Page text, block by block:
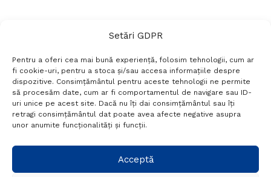
Setări GDPR
Pentru a oferi cea mai bună experiență, folosim tehnologii, cum ar
fi cookie-uri, pentru a stoca și/sau accesa informațiile despre
dispozitive. Consimțământul pentru aceste tehnologii ne permite
să procesăm date, cum ar fi comportamentul de navigare sau ID-
uri unice pe acest site. Dacă nu îți dai consimțământul sau îți
retragi consimțământul dat poate avea afecte negative asupra
unor anumite funcționalități și funcții.
Acceptă
Termeni si conditii
Politică de confidențialitate
Politica cookies
Setări GDPR
+40 788 760 194